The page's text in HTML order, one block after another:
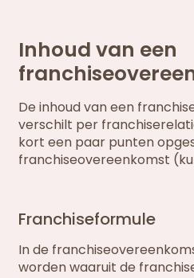
Inhoud van een
De inhoud van een
verschilt per
kort een paar punten
franchiseovereenkomst
Franchiseformule
In de
worden waaruit de